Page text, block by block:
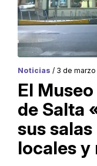
Noticias / 3 de
El
de Salta
sus
locales y